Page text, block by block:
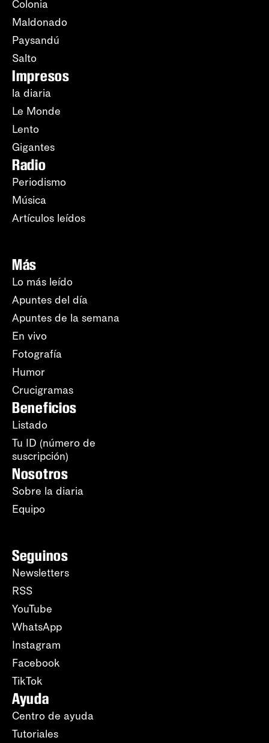
Colonia
Maldonado
Paysandú
Salto
Impresos
la diaria
Le Monde
Lento
Gigantes
Radio
Periodismo
Música
Artículos leídos
Más
Lo más leído
Apuntes del día
Apuntes de la semana
En vivo
Fotografía
Humor
Crucigramas
Beneficios
Listado
Tu ID (número de
suscripción)
Nosotros
Sobre la diaria
Equipo
Seguinos
Newsletters
RSS
YouTube
WhatsApp
Instagram
Facebook
TikTok
Ayuda
Centro de ayuda
Tutoriales